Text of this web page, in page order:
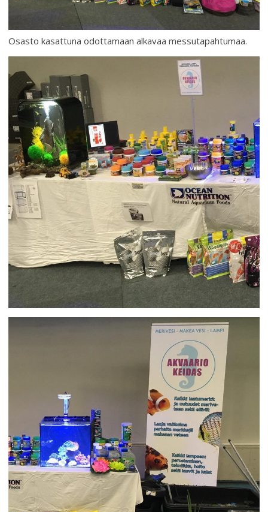
Osasto kasattuna odottamaan alkavaa messutapahtumaa.